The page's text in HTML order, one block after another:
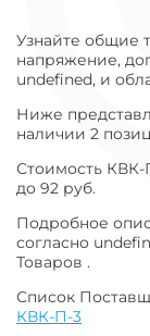
Узнайте общие
напряжение,
undefined, и
Ниже
наличии 2
Стоимость КВК-
до 92 руб.
Подробное
согласно
Товаров .
Список
КВК-П-3